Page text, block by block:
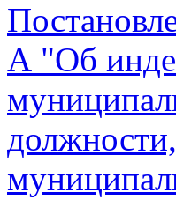
А "Об